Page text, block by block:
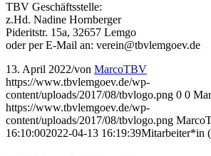
TBV Geschäftsstelle:
z.Hd. Nadine Hornberger
Pideritstr. 15a, 32657 Lemgo
oder per E-Mail an: verein@tbvlemgoev.de
13. April 2022/von MarcoTBV
https://www.tbvlemgoev.de/wp-
content/uploads/2017/08/tbvlogo.png 0 0
https://www.tbvlemgoev.de/wp-
content/uploads/2017/08/tbvlogo.png
16:10:002022-04-13 16:19:39Mitarbeiter*in